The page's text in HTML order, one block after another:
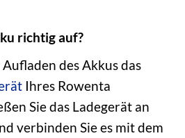
richtig auf?
des Akkus das
Ihres Rowenta
Sie das Ladegerät an
verbinden Sie es mit dem